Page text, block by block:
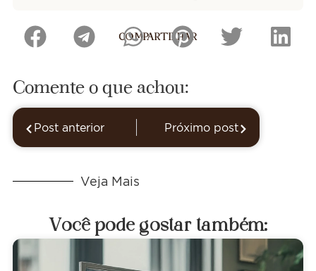
COMPARTILHAR
Comente o que achou:
Post anterior Próximo post
Veja Mais
Você pode gostar também: